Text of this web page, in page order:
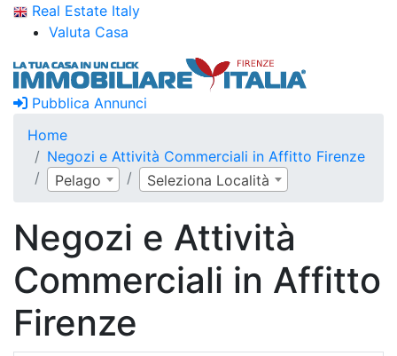
Real Estate Italy
Valuta Casa
Pubblica Annunci
Home
Negozi e Attività Commerciali in Affitto Firenze
Pelago
Seleziona Località
Negozi e Attività
Commerciali in Affitto
Firenze